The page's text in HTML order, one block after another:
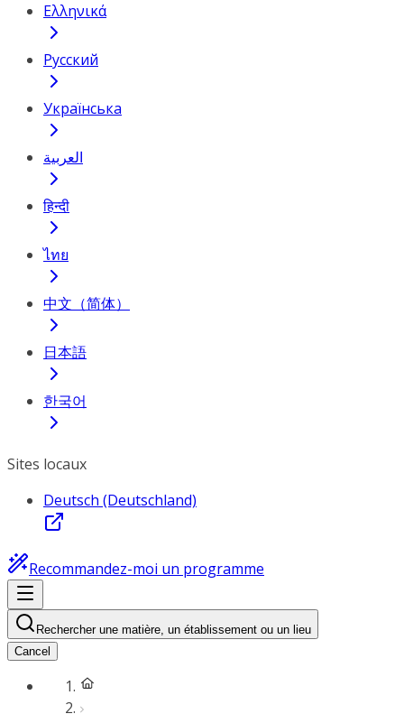
Ελληνικά
Русский
Українська
العربية
हिन्दी
ไทย
中文（简体）
日本語
한국어
Sites locaux
Deutsch (Deutschland)
Recommandez-moi un programme
Rechercher une matière, un établissement ou un lieu
Cancel